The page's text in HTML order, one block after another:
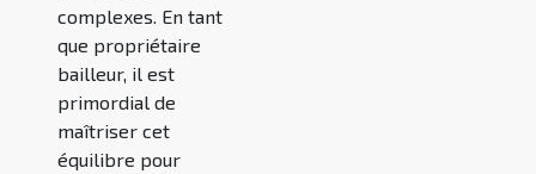
complexes. En tant
que propriétaire
bailleur, il est
primordial de
maîtriser cet
équilibre pour